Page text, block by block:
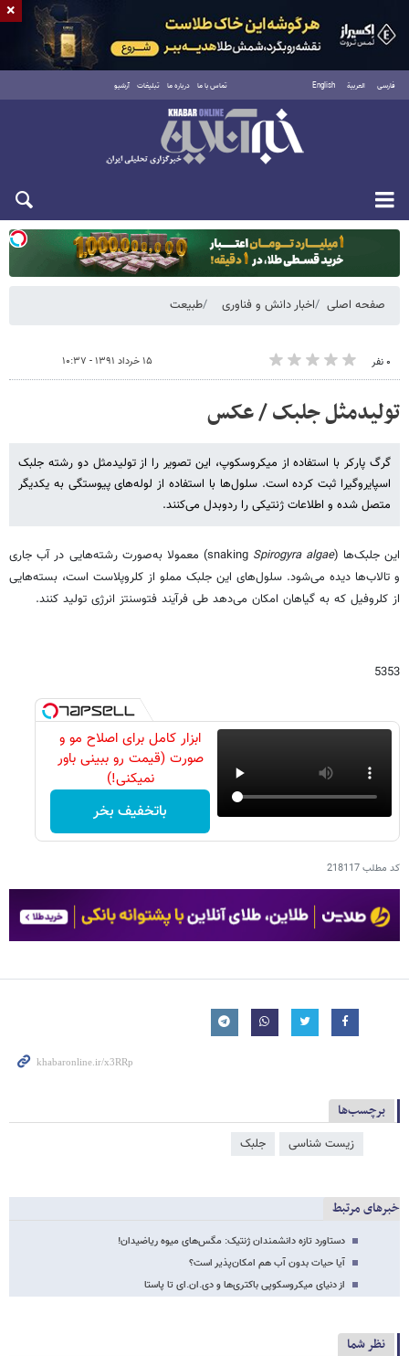
فارسی العربية English تماس با ما درباره ما تبلیغات آرشیو
یکشنبه ۱۸ مرداد ۱۴۰۵
صفحه اصلی اخبار دانش و فناوری طبیعت
۰ نفر ۱۵ خرداد ۱۳۹۱ - ۱۰:۳۷
تولیدمثل جلبک / عکس
گرگ پارکر با استفاده از میکروسکوپ، این تصویر را از تولیدمثل دو رشته جلبک
اسپایروگیرا ثبت کرده است. سلول‌ها با استفاده از لوله‌های پیوستگی به یکدیگر
متصل شده و اطلاعات ژنتیکی را ردوبدل می‌کنند.
این جلبک‌ها (snakingSpirogyra algae
) معمولا به‌صورت رشته‌هایی در آب جاری
و تالاب‌ها دیده می‌شود. سلول‌های این جلبک مملو از کلروپلاست است، بسته‌هایی
از کلروفیل که به گیاهان امکان می‌دهد طی فرآیند فتوسنتز انرژی تولید کنند.
5353
ابزار کامل برای اصلاح مو و
صورت (قیمت رو ببینی باور
نمیکنی!)
باتخفیف بخر
کد مطلب218117
برچسب‌ها
زیست شناسی جلبک
خبرهای مرتبط
دستاورد تازه دانشمندان ژنتیک: مگس‌های میوه ریاضیدان!
آیا حیات بدون آب هم امکان‌‌پذیر است؟
از دنیای میکروسکوپی باکتری‌ها و دی.ان.ای تا پاستا
نظر شما
×